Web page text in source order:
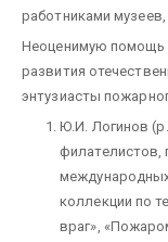
работниками
Неоценимую помощь
развития
энтузиасты
Ю.И. Логинов
филателистов,
коллекции по
враг»,